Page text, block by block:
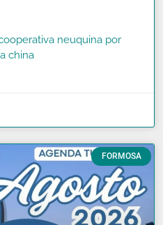
neuquina por
china
FORMOSA